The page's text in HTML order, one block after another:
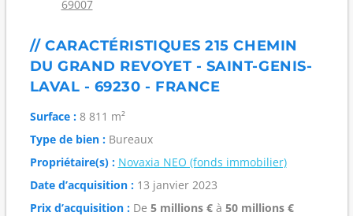
69007
// CARACTÉRISTIQUES 215 CHEMIN
DU GRAND REVOYET - SAINT-GENIS-
LAVAL - 69230 - FRANCE
Surface :8 811 m²
Type de bien :Bureaux
Propriétaire(s) : Novaxia NEO (fonds immobilier)
Date d’acquisition :13 janvier 2023
Prix d’acquisition :De 5 millions €à 50 millions €